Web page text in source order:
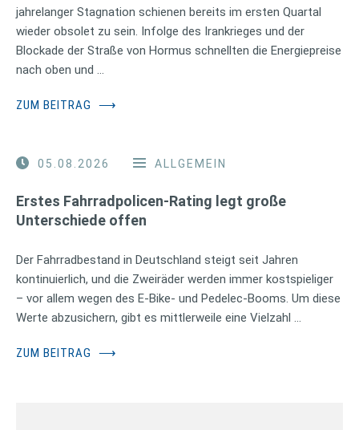
jahrelanger Stagnation schienen bereits im ersten Quartal
wieder obsolet zu sein. Infolge des Irankrieges und der
Blockade der Straße von Hormus schnellten die Energiepreise
nach oben und …
ZUM BEITRAG ⟶
05.08.2026 ALLGEMEIN
Erstes Fahrradpolicen-Rating legt große
Unterschiede offen
Der Fahrradbestand in Deutschland steigt seit Jahren
kontinuierlich, und die Zweiräder werden immer kostspieliger
– vor allem wegen des E-Bike- und Pedelec-Booms. Um diese
Werte abzusichern, gibt es mittlerweile eine Vielzahl …
ZUM BEITRAG ⟶